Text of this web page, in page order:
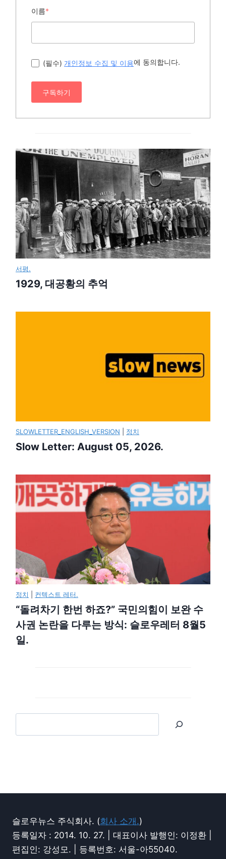
이름*
(필수) 개인정보 수집 및 이용에 동의합니다.
구독하기
서평.
1929, 대공황의 추억
SLOWLETTER_ENGLISH_VERSION 정치
Slow Letter: August 05, 2026.
정치 컨텍스트 레터.
“돌려차기 한번 하죠?” 국민의힘이 보완 수
사권 논란을 다루는 방식: 슬로우레터 8월5
일.
슬로우뉴스 주식회사. (회사 소개.)
등록일자 : 2014. 10. 27. | 대표이사 발행인: 이정환 |
편집인: 강성모. | 등록번호: 서울-아55040.